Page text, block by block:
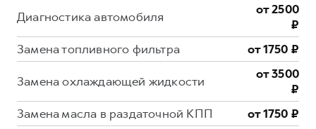
Диагностика автомобиля
от 2500
₽
Замена топливного фильтра
от 1750 ₽
Замена охлаждающей жидкости
от 3500
₽
Замена масла в раздаточной КПП
от 1750 ₽